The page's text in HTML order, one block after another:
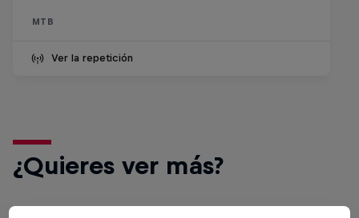
MTB
Ver la repetición
¿Quieres ver más?